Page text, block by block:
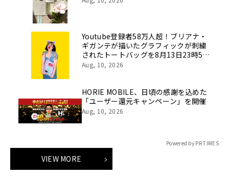
Youtube登録者58万人超！ブリアナ・
ギガンテが描いたグラフィックが刺繍
されたトートバッグを8月13日23時59
分まで期間限定で新発売！
Aug, 10, 2026
HORIE MOBILE、日頃の感謝を込めた
「ユーザー還元キャンペーン」を開催
Aug, 10, 2026
Powered by PR TIMES
VIEW MORE